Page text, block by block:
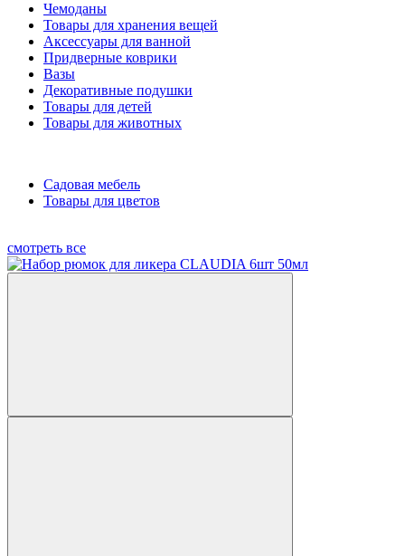
Чемоданы
Товары для хранения вещей
Аксессуары для ванной
Придверные коврики
Вазы
Декоративные подушки
Товары для детей
Товары для животных
Садовая мебель
Товары для цветов
смотреть все